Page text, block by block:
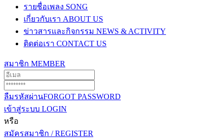
รายชื่อเพลง SONG
เกี่ยวกับเรา ABOUT US
ข่าวสารและกิจกรรม NEWS & ACTIVITY
ติดต่อเรา CONTACT US
สมาชิก MEMBER
ลืมรหัสผ่านFORGOT PASSWORD
เข้าสู่ระบบ LOGIN
หรือ
สมัครสมาชิก / REGISTER